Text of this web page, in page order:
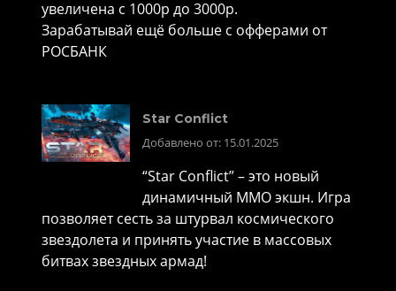
увеличена с 1000р до 3000р.
Зарабатывай ещё больше с офферами от
РОСБАНК
Star Conflict
Добавлено от: 15.01.2025
“Star Conflict” – это новый
динамичный MMO экшн. Игра
позволяет сесть за штурвал космического
звездолета и принять участие в массовых
битвах звездных армад!